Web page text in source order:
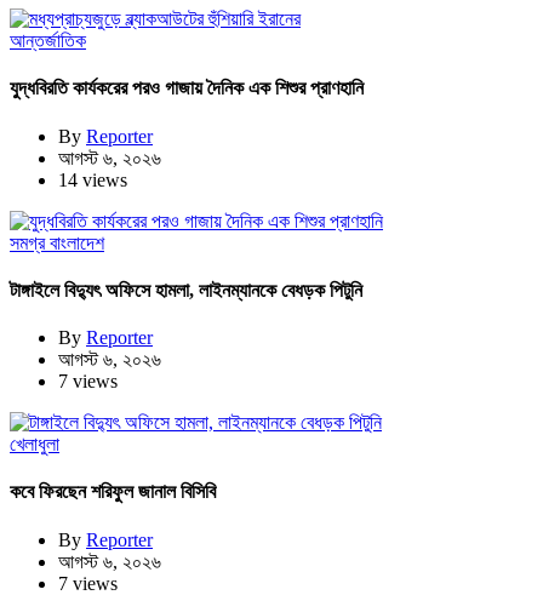
আন্তর্জাতিক
যুদ্ধবিরতি কার্যকরের পরও গাজায় দৈনিক এক শিশুর প্রাণহানি
By Reporter
আগস্ট ৬, ২০২৬
14 views
সমগ্র বাংলাদেশ
টাঙ্গাইলে বিদ্যুৎ অফিসে হামলা, লাইনম্যানকে বেধড়ক পিটুনি
By Reporter
আগস্ট ৬, ২০২৬
7 views
খেলাধুলা
কবে ফিরছেন শরিফুল জানাল বিসিবি
By Reporter
আগস্ট ৬, ২০২৬
7 views